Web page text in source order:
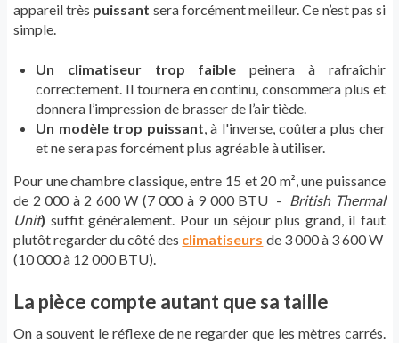
appareil très puissant sera forcément meilleur. Ce n’est pas si
simple.
Un climatiseur trop faible peinera à rafraîchir
correctement. Il tournera en continu, consommera plus et
donnera l’impression de brasser de l’air tiède.
Un modèle trop puissant, à l'inverse, coûtera plus cher
et ne sera pas forcément plus agréable à utiliser.
Pour une chambre classique, entre 15 et 20 m², une puissance
de 2 000 à 2 600 W (7 000 à 9 000 BTU - British Thermal
Unit) suffit généralement. Pour un séjour plus grand, il faut
plutôt regarder du côté des climatiseurs de 3 000 à 3 600 W
(10 000 à 12 000 BTU).
La pièce compte autant que sa taille
On a souvent le réflexe de ne regarder que les mètres carrés.